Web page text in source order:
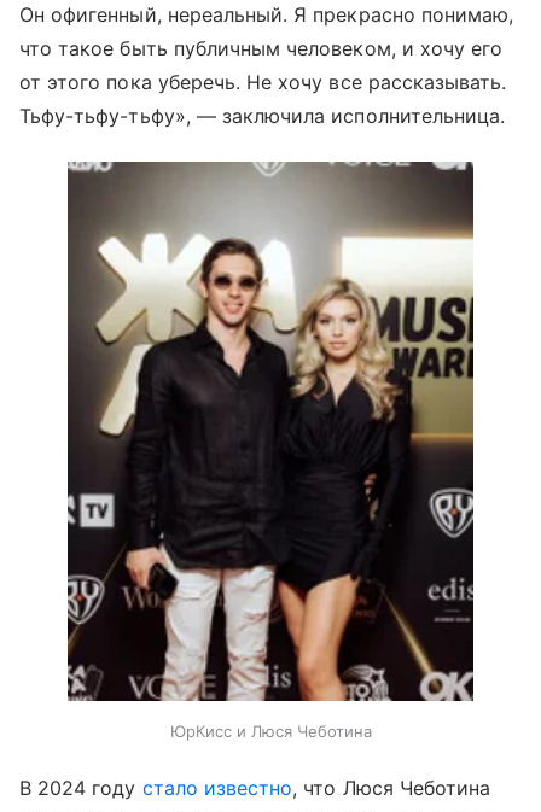
Он офигенный, нереальный. Я прекрасно понимаю,
что такое быть публичным человеком, и хочу его
от этого пока уберечь. Не хочу все рассказывать.
Тьфу-тьфу-тьфу», — заключила исполнительница.
ЮрКисс и Люся Чеботина
В 2024 году стало известно, что Люся Чеботина